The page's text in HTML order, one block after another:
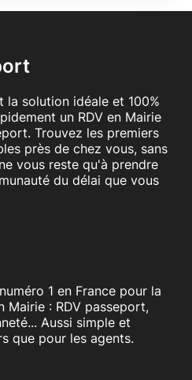
solution idéale et 100%
un RDV en Mairie
Trouvez les premiers
près de chez vous, sans
vous reste qu'à prendre
du délai que vous
1 en France pour la
Mairie : RDV passeport,
Aussi simple et
que pour les agents.